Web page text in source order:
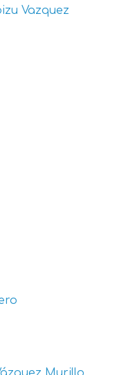
Vazquez